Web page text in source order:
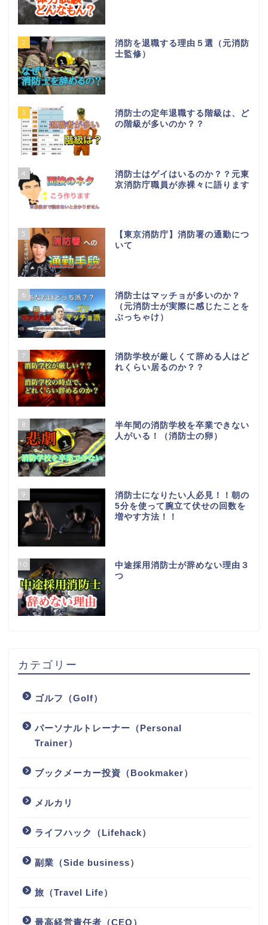
2
消防を退職する理由５選（元消防
士監修）
3
消防士の定年退職する階級は、ど
の階級が多いのか？？
4
消防士はゲイはいるのか？？元東
京消防庁職員が赤裸々に語ります
5
【東京消防庁】消防署の通勤につ
いて
6
消防士はマッチョが多いのか？
（元消防士が実際に感じたことを
ぶっちゃけ）
7
消防学校が厳しくて辞める人はど
れくらい居るのか？？
8
半年間の消防学校を卒業できない
人がいる！（消防士の卵）
9
消防士になりたい人必見！！朝の
5分を使って腕立て伏せの回数を
増やす方法！！
10
中途採用消防士が辞めない理由３
つ
カテゴリー
ゴルフ（Golf）
パーソナルトレーナー（Personal
Trainer）
ブックメーカー投資（Bookmaker）
メルカリ
ライフハック（Lifehack）
副業（Side business）
旅（Travel Life）
最高経営責任者（CEO）